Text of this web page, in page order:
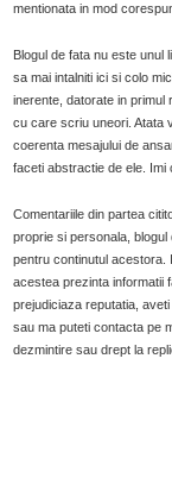
mentionata in mod
Blogul de fata nu este
sa mai intalniti ici si colo
inerente, datorate in primul
cu care scriu uneori. Atata
coerenta mesajului de
faceti abstractie de ele. Imi
Comentariile din partea
proprie si personala,
pentru continutul acestora.
acestea prezinta informatii
prejudiciaza reputatia,
sau ma puteti contacta pe
dezmintire sau drept la